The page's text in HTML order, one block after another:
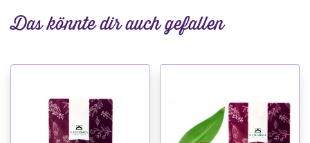
Das könnte dir auch gefallen